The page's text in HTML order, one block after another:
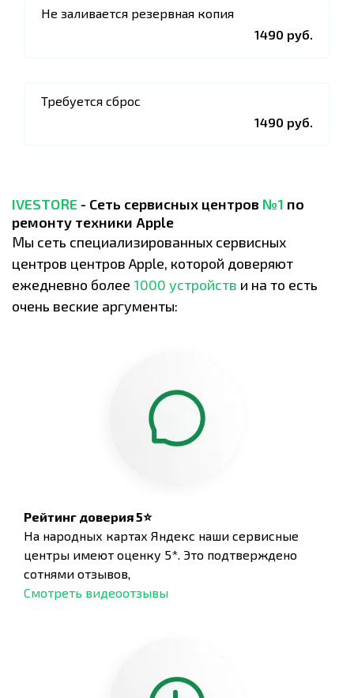
Не заливается резервная копия
1490 руб.
Требуется сброс
1490 руб.
IVESTORE - Сеть сервисных центров №1 по
ремонту техники Apple
Мы сеть специализированных сервисных
центров центров Apple, которой доверяют
ежедневно более 1000 устройств и на то есть
очень веские аргументы:
Рейтинг доверия 5⭐
На народных картах Яндекс наши сервисные
центры имеют оценку 5*. Это подтверждено
сотнями отзывов,
Смотреть видеоотзывы